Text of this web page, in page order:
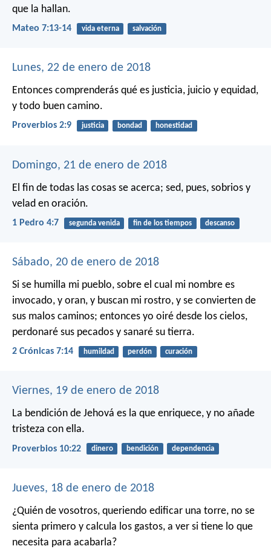
que la hallan.
Mateo 7:13-14 vida eterna salvación
Lunes, 22 de enero de 2018
Entonces comprenderás qué es justicia, juicio y equidad,
y todo buen camino.
Proverbios 2:9 justicia bondad honestidad
Domingo, 21 de enero de 2018
El fin de todas las cosas se acerca; sed, pues, sobrios y
velad en oración.
1 Pedro 4:7 segunda venida fin de los tiempos descanso
Sábado, 20 de enero de 2018
Si se humilla mi pueblo, sobre el cual mi nombre es
invocado, y oran, y buscan mi rostro, y se convierten de
sus malos caminos; entonces yo oiré desde los cielos,
perdonaré sus pecados y sanaré su tierra.
2 Crónicas 7:14 humildad perdón curación
Viernes, 19 de enero de 2018
La bendición de Jehová es la que enriquece, y no añade
tristeza con ella.
Proverbios 10:22 dinero bendición dependencia
Jueves, 18 de enero de 2018
¿Quién de vosotros, queriendo edificar una torre, no se
sienta primero y calcula los gastos, a ver si tiene lo que
necesita para acabarla?